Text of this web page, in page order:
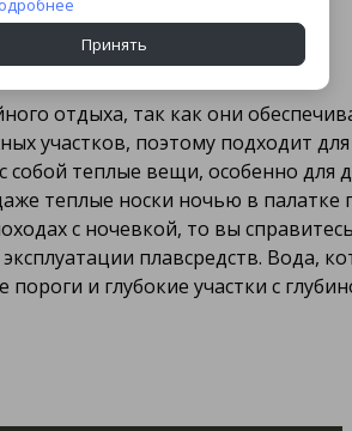
отдыха, так как они
участков, поэтому подходит
теплые вещи, особенно для
теплые носки ночью в палатке
с ночевкой, то вы
плавсредств. Вода,
и глубокие участки с
Принять